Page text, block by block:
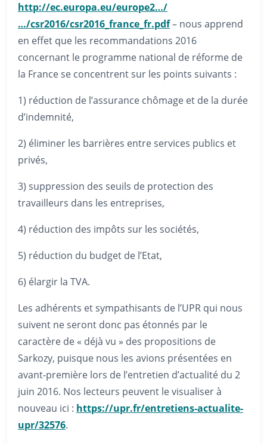
http://ec.europa.eu/europe2…/
…/csr2016/csr2016_france_fr.pdf– nous apprend
en effet que les recommandations 2016
concernant le programme national de réforme de
la France se concentrent sur les points suivants :
1) réduction de l’assurance chômage et de la durée
d’indemnité,
2) éliminer les barrières entre services publics et
privés,
3) suppression des seuils de protection des
travailleurs dans les entreprises,
4) réduction des impôts sur les sociétés,
5) réduction du budget de l’Etat,
6) élargir la TVA.
Les adhérents et sympathisants de l’UPR qui nous
suivent ne seront donc pas étonnés par le
caractère de « déjà vu » des propositions de
Sarkozy, puisque nous les avions présentées en
avant-première lors de l’entretien d’actualité du 2
juin 2016. Nos lecteurs peuvent le visualiser à
nouveau ici : https://upr.fr/entretiens-actualite-
upr/32576.